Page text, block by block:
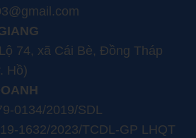
74, xã Cái Bè, Đồng Tháp
Hồ)
0134/2019/SDL
1632/2023/TCDL-GP LHQT